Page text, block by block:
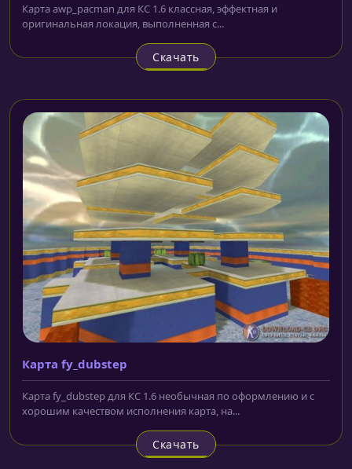
Карта awp_pacman для КС 1.6 классная, эффектная и
оригинальная локация, выполненная с...
Скачать
Карта fy_dubstep
Карта fy_dubstep для КС 1.6 необычная по оформлению и с
хорошим качеством исполнения карта, на...
Скачать